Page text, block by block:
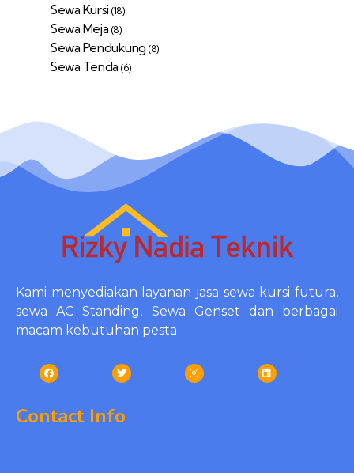
Sewa Kursi (18)
Sewa Meja (8)
Sewa Pendukung (8)
Sewa Tenda (6)
Kami menyediakan layanan jasa sewa kursi futura,
sewa AC Standing, Sewa Genset dan berbagai
macam kebutuhan pesta
Contact Info